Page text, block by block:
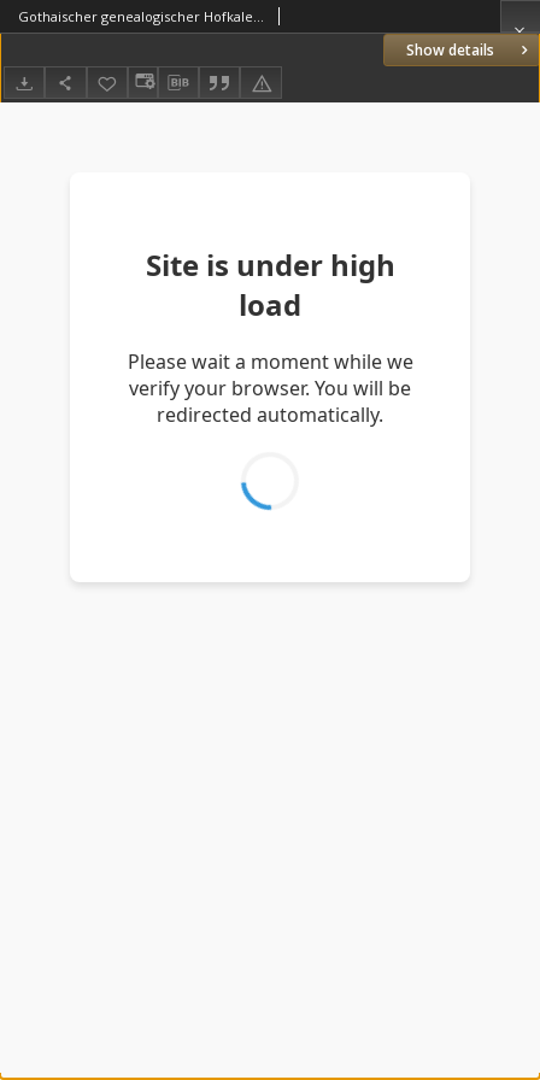
Show details
Gothaischer genealogischer Hofkalender nebst diplomatisch-statistischem Jahrbuche auf das Jahr 1867